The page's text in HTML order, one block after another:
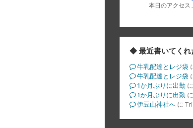
◆ 最近書いてくれ
牛乳配達とレジ袋
牛乳配達とレジ袋
1か月ぶりに出勤に
1か月ぶりに出勤に
伊豆山神社へに